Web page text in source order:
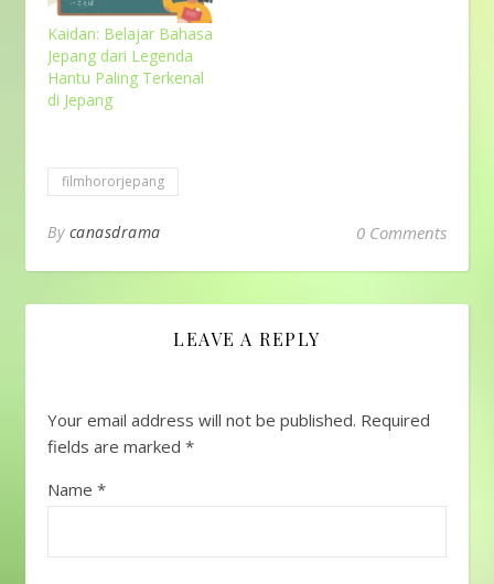
Kaidan: Belajar Bahasa
Jepang dari Legenda
Hantu Paling Terkenal
di Jepang
filmhororjepang
By canasdrama 0 Comments
LEAVE A REPLY
Your email address will not be published. Required
fields are marked *
Name *